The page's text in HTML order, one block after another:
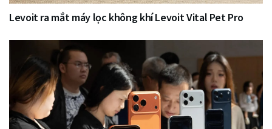
Levoit ra mắt máy lọc không khí Levoit Vital Pet Pro